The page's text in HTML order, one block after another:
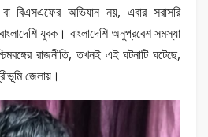
বিএসএফের অভিযান নয়, এবার সরাসরি
যুবক। বাংলাদেশি অনুপ্রবেশ সমস্যা
রাজনীতি, তখনই এই ঘটনাটি ঘটেছে,
জেলায়।